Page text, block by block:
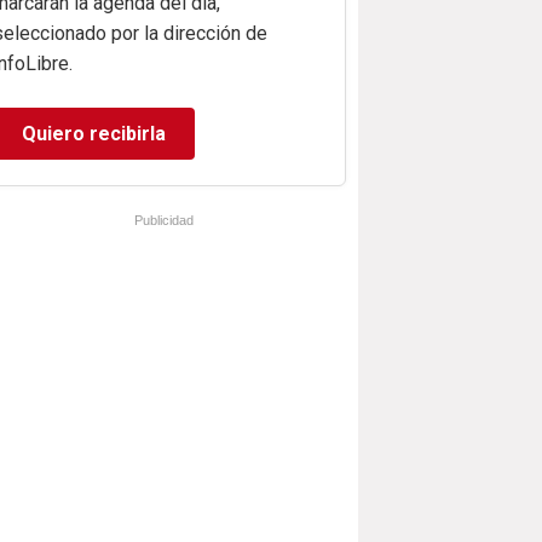
por la dirección de
Quiero recibirla
Publicidad